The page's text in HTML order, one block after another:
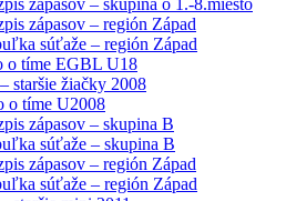
zápasov – región Západ
súťaže – región Západ
o tíme EGBL U18
staršie žiačky 2008
o tíme U2008
zápasov – skupina B
súťaže – skupina B
zápasov – región Západ
súťaže – región Západ